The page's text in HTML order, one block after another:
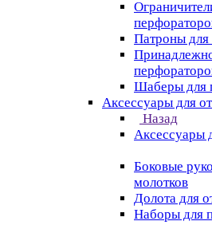
Патроны для
Шаберы для
Аксессуары для
Назад
Аксессуары
Боковые
молотков
Долота для
Наборы для